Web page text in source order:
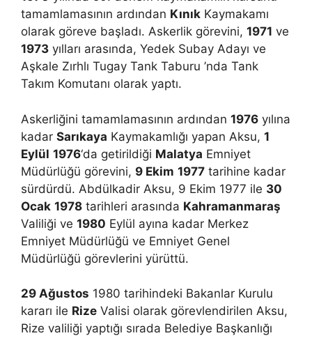
tamamlamasının ardından Kınık Kaymakamı
olarak göreve başladı. Askerlik görevini, 1971 ve
1973 yılları arasında, Yedek Subay Adayı ve
Aşkale Zırhlı Tugay Tank Taburu ’nda Tank
Takım Komutanı olarak yaptı.
Askerliğini tamamlamasının ardından 1976 yılına
kadar Sarıkaya Kaymakamlığı yapan Aksu, 1
Eylül 1976‘da getirildiği Malatya Emniyet
Müdürlüğü görevini, 9 Ekim 1977 tarihine kadar
sürdürdü. Abdülkadir Aksu, 9 Ekim 1977 ile 30
Ocak 1978 tarihleri arasında Kahramanmaraş
Valiliği ve 1980 Eylül ayına kadar Merkez
Emniyet Müdürlüğü ve Emniyet Genel
Müdürlüğü görevlerini yürüttü.
29 Ağustos 1980 tarihindeki Bakanlar Kurulu
kararı ile Rize Valisi olarak görevlendirilen Aksu,
Rize valiliği yaptığı sırada Belediye Başkanlığı